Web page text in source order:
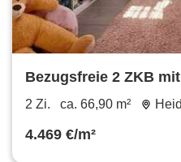
Bezugsfreie 2 ZKB
verkehrsgünstiger
2 Zi. ca. 66,90 m²
4.469 €/m²